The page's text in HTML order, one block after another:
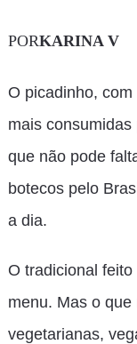
PORKARINA V
O picadinho,
mais
que não pode
botecos pelo
a dia.
O tradicional
menu. Mas o
vegetarianas,